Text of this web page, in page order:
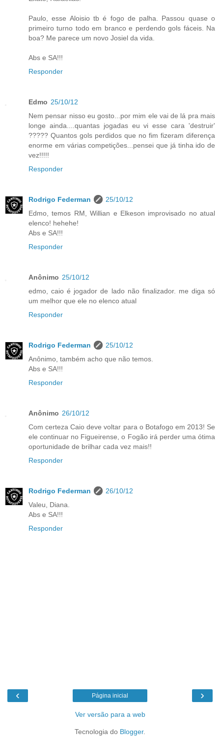
Paulo, esse Aloisio tb é fogo de palha. Passou quase o
primeiro turno todo em branco e perdendo gols fáceis. Na
boa? Me parece um novo Josiel da vida.
Abs e SA!!!
Responder
Edmo 25/10/12
Nem pensar nisso eu gosto...por mim ele vai de lá pra mais
longe ainda....quantas jogadas eu vi esse cara 'destruir'
????? Quantos gols perdidos que no fim fizeram diferença
enorme em várias competições...pensei que já tinha ido de
vez!!!!!
Responder
Rodrigo Federman
25/10/12
Edmo, temos RM, Willian e Elkeson improvisado no atual
elenco! hehehe!
Abs e SA!!!
Responder
Anônimo 25/10/12
edmo, caio é jogador de lado não finalizador. me diga só
um melhor que ele no elenco atual
Responder
Rodrigo Federman
25/10/12
Anônimo, também acho que não temos.
Abs e SA!!!
Responder
Anônimo 26/10/12
Com certeza Caio deve voltar para o Botafogo em 2013! Se
ele continuar no Figueirense, o Fogão irá perder uma ótima
oportunidade de brilhar cada vez mais!!
Responder
Rodrigo Federman
26/10/12
Valeu, Diana.
Abs e SA!!!
Responder
‹ ›
Página inicial
Ver versão para a web
Tecnologia do Blogger.